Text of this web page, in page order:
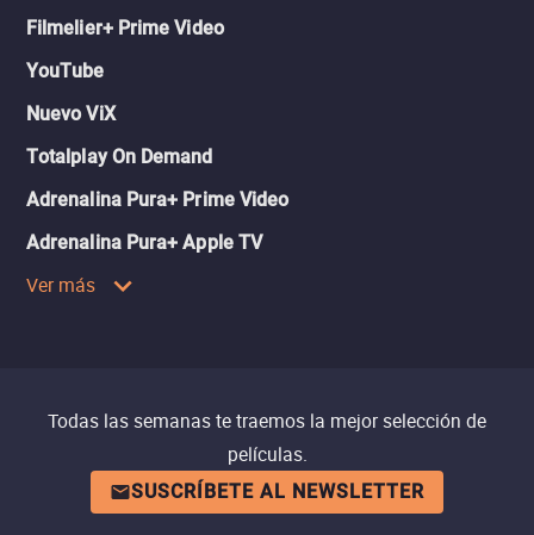
Filmelier+ Prime Video
YouTube
Nuevo ViX
Totalplay On Demand
Adrenalina Pura+ Prime Video
Adrenalina Pura+ Apple TV
Ver más
Todas las semanas te traemos la mejor selección de
películas.
SUSCRÍBETE AL NEWSLETTER